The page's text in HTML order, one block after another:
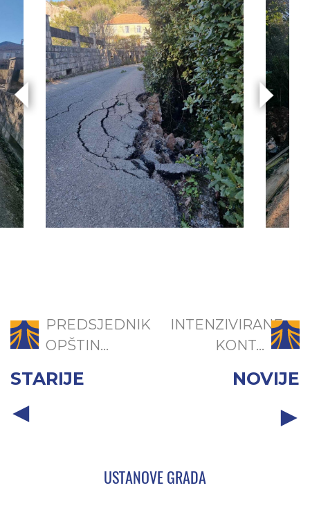
PREDSJEDNIK
OPŠTIN...
STARIJE
INTENZIVIRANE
KONT...
NOVIJE
USTANOVE GRADA